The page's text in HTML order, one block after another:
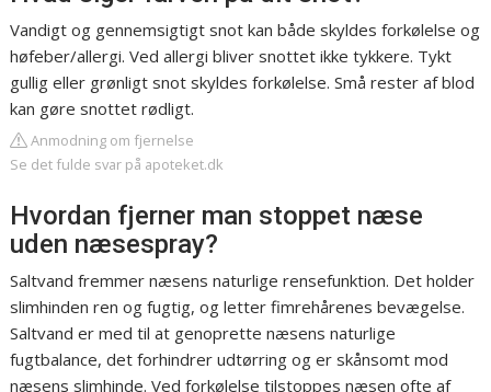
Vandigt og gennemsigtigt snot kan både skyldes forkølelse og
høfeber/allergi. Ved allergi bliver snottet ikke tykkere. Tykt
gullig eller grønligt snot skyldes forkølelse. Små rester af blod
kan gøre snottet rødligt.
Anmodning om fjernelse
Se det fulde svar på apoteket.dk
Hvordan fjerner man stoppet næse
uden næsespray?
Saltvand fremmer næsens naturlige rensefunktion. Det holder
slimhinden ren og fugtig, og letter fimrehårenes bevægelse.
Saltvand er med til at genoprette næsens naturlige
fugtbalance, det forhindrer udtørring og er skånsomt mod
næsens slimhinde. Ved forkølelse tilstoppes næsen ofte af